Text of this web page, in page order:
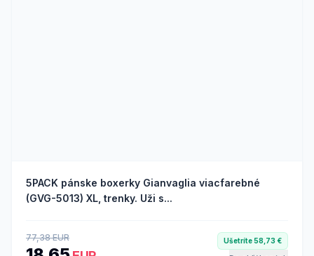
5PACK pánske boxerky Gianvaglia viacfarebné
(GVG-5013) XL, trenky. Uži s...
77,38 EUR Ušetríte 58,73 €